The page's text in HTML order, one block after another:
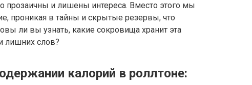
прозаичны и лишены интереса. Вместо этого мы
проникая в тайны и скрытые резервы, что
ли вы узнать, какие сокровища хранит эта
лишних слов?
калорий в роллтоне: